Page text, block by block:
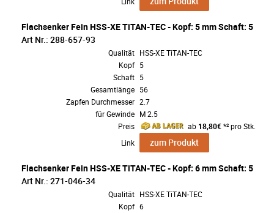
Flachsenker Fein HSS-XE TiTAN-TEC - Kopf: 5 mm Schaft: 5
Art Nr.: 288-657-93
Qualität HSS-XE TiTAN-TEC
Kopf 5
Schaft 5
Gesamtlänge 56
Zapfen Durchmesser 2.7
für Gewinde M 2.5
Preis
ab 18,80€*² pro Stk.
Link
zum Produkt
Flachsenker Fein HSS-XE TiTAN-TEC - Kopf: 6 mm Schaft: 5
Art Nr.: 271-046-34
Qualität HSS-XE TiTAN-TEC
Kopf 6